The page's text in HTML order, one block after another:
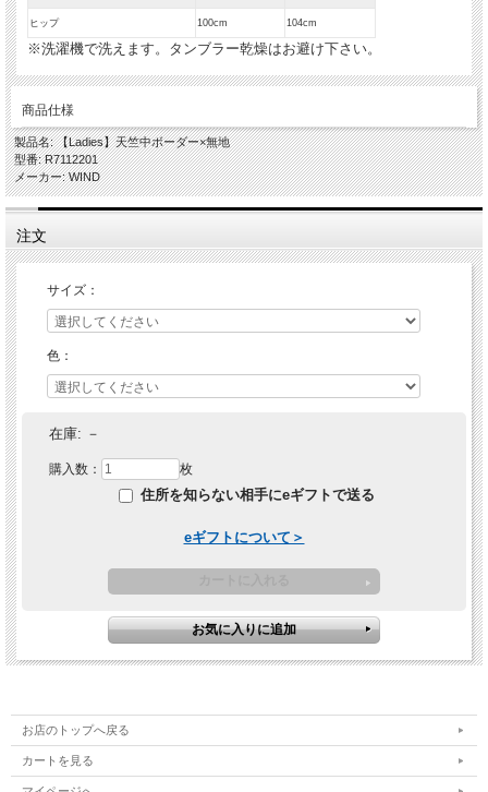
ヒップ 100cm 104cm
※洗濯機で洗えます。タンブラー乾燥はお避け下さい。
商品仕様
製品名: 【Ladies】天竺中ボーダー×無地
型番: R7112201
メーカー: WIND
注文
サイズ：
色：
在庫: －
購入数： 枚
住所を知らない相手にeギフトで送る
eギフトについて＞
お店のトップへ戻る
カートを見る